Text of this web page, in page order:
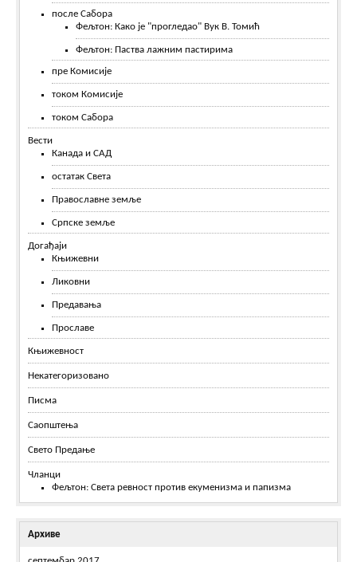
после Сабора
Фељтон: Како је "прогледао" Вук В. Томић
Фељтон: Паства лажним пастирима
пре Комисије
током Комисије
током Сабора
Вести
Канада и САД
остатак Света
Православне земље
Српске земље
Догађаји
Књижевни
Ликовни
Предавања
Прославе
Књижевност
Некатегоризовано
Писма
Саопштења
Свето Предање
Чланци
Фељтон: Света ревност против екуменизма и папизма
Архиве